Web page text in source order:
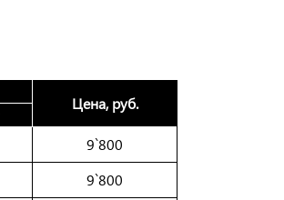
Цена, руб.
9`800
9`800